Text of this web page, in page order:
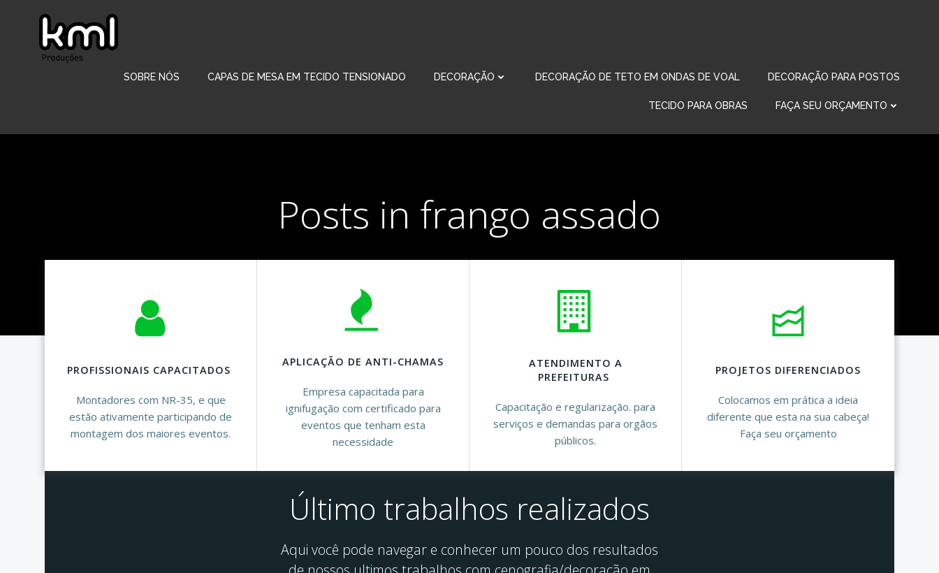
conteúdo
SOBRE NÓS CAPAS DE MESA EM TECIDO TENSIONADO DECORAÇÃO DECORAÇÃO DE TETO EM ONDAS DE VOAL DECORAÇÃO PARA POSTOS
TECIDO PARA OBRAS FAÇA SEU ORÇAMENTO
Posts in frango assado
PROFISSIONAIS CAPACITADOS
Montadores com NR-35, e que
estão ativamente participando de
montagem dos maiores eventos.
APLICAÇÃO DE ANTI-CHAMAS
Empresa capacitada para
ignifugação com certificado para
eventos que tenham esta
necessidade
ATENDIMENTO A
PREFEITURAS
Capacitação e regularização. para
serviços e demandas para orgãos
públicos.
PROJETOS DIFERENCIADOS
Colocamos em prática a ideia
diferente que esta na sua cabeça!
Faça seu orçamento
Último trabalhos realizados
Aqui você pode navegar e conhecer um pouco dos resultados